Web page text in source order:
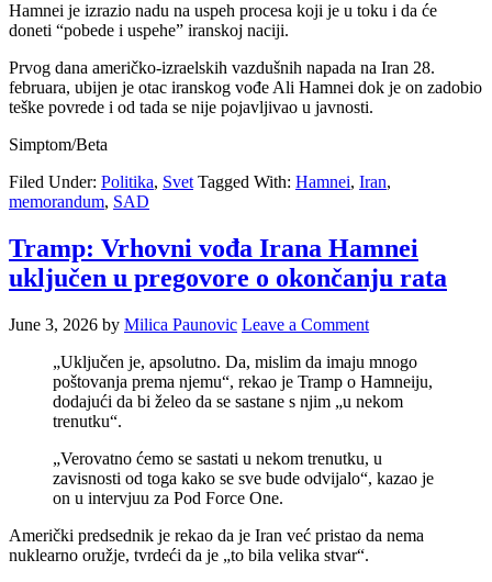
Hamnei je izrazio nadu na uspeh procesa koji je u toku i da će
doneti “pobede i uspehe” iranskoj naciji.
Prvog dana američko-izraelskih vazdušnih napada na Iran 28.
februara, ubijen je otac iranskog vođe Ali Hamnei dok je on zadobio
teške povrede i od tada se nije pojavljivao u javnosti.
Simptom/Beta
Filed Under: Politika, Svet Tagged With: Hamnei, Iran,
memorandum, SAD
Tramp: Vrhovni vođa Irana Hamnei
uključen u pregovore o okončanju rata
June 3, 2026 by Milica Paunovic Leave a Comment
„Uključen je, apsolutno. Da, mislim da imaju mnogo
poštovanja prema njemu“, rekao je Tramp o Hamneiju,
dodajući da bi želeo da se sastane s njim „u nekom
trenutku“.
„Verovatno ćemo se sastati u nekom trenutku, u
zavisnosti od toga kako se sve bude odvijalo“, kazao je
on u intervjuu za Pod Force One.
Američki predsednik je rekao da je Iran već pristao da nema
nuklearno oružje, tvrdeći da je „to bila velika stvar“.